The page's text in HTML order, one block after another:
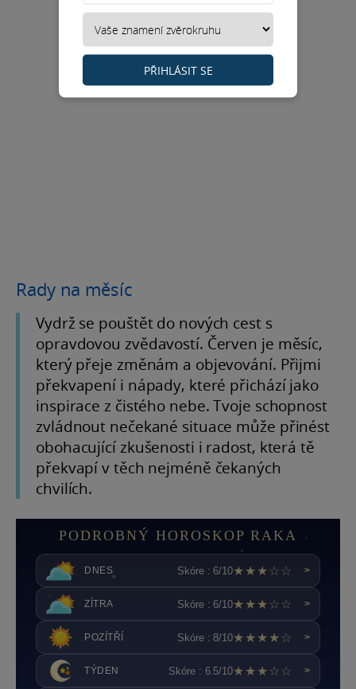
Rady na měsíc
Vydrž se pouštět do nových cest s
opravdovou zvědavostí. Červen je měsíc,
který přeje změnám a objevování. Přijmi
překvapení i nápady, které přichází jako
inspirace z čistého nebe. Tvoje schopnost
zvládnout nečekané situace může přinést
obohacující zkušenosti i radost, která tě
překvapí v těch nejméně čekaných
chvilích.
PODROBNÝ HOROSKOP RAKA
DNES Skóre : 6/10★★★☆☆ >
ZÍTRA Skóre : 6/10★★★☆☆ >
POZÍTŘÍ Skóre : 8/10★★★★☆ >
TÝDEN Skóre : 6.5/10★★★☆☆ >
PŘIHLÁSIT SE